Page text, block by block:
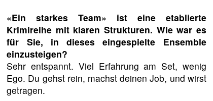
«Ein starkes Team» ist eine etablierte
Krimireihe mit klaren Strukturen. Wie war es
für Sie, in dieses eingespielte Ensemble
einzusteigen?
Sehr entspannt. Viel Erfahrung am Set, wenig
Ego. Du gehst rein, machst deinen Job, und wirst
getragen.